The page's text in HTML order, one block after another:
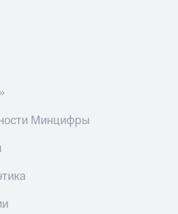
Минцифры